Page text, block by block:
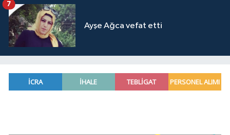
Ayşe Ağca vefat etti
7